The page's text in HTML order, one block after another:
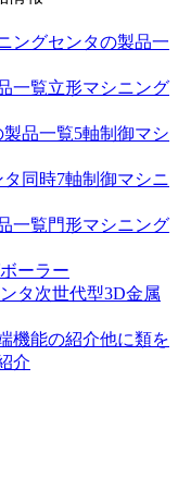
ングセンタの製品一
一覧立形マシニング
品一覧5軸制御マシ
同時7軸制御マシニ
一覧門形マシニング
ーラー
タ次世代型3D金属
機能の紹介他に類を
介